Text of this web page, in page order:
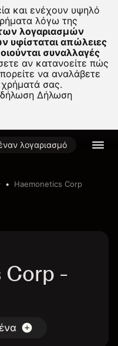
και ενέχουν υψηλό
λόγω της
λογαριασμών
υφίσταται απώλειες
συναλλαγές
αν κατανοείτε πώς
να αναλάβετε
σας.
Δήλωση
λογαριασμό
Haemonetics Corp
Corp -